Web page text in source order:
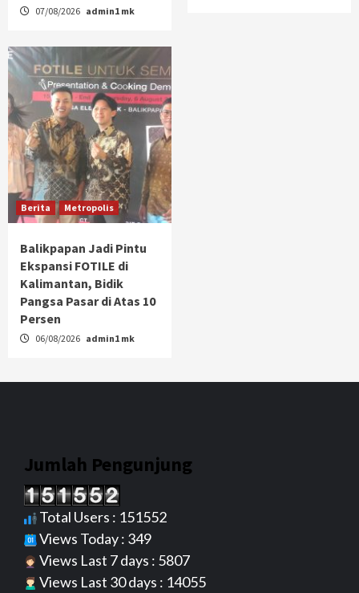
07/08/2026 admin1 mk
Berita Metropolis
Balikpapan Jadi Pintu
Ekspansi FOTILE di
Kalimantan, Bidik
Pangsa Pasar di Atas 10
Persen
06/08/2026 admin1 mk
Jumlah Pengunjung
Total Users : 151552
Views Today : 349
Views Last 7 days : 5807
Views Last 30 days : 14055